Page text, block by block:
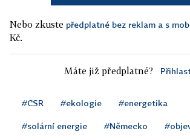
Nebo zkuste předplatné bez reklam a s
Kč.
Máte již předplatné?
#CSR #ekologie #energetika
#solární energie #Německo